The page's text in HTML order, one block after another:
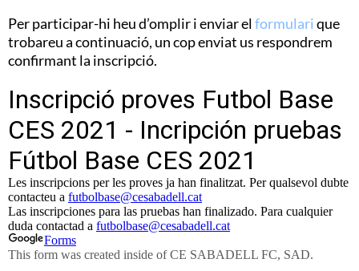
Per participar-hi heu d’omplir i enviar elformularique
trobareu a continuació, un cop enviat us respondrem
confirmant la inscripció.